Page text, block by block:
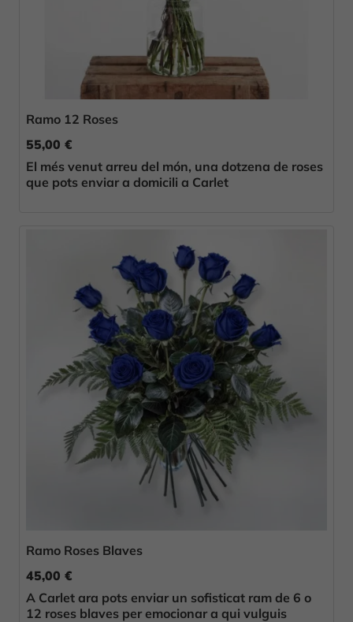
Ramo 12 Roses
55,00 €
El més venut arreu del món, una dotzena de roses
que pots enviar a domicili a Carlet
Ramo Roses Blaves
45,00 €
A Carlet ara pots enviar un sofisticat ram de 6 o
12 roses blaves per emocionar a qui vulguis